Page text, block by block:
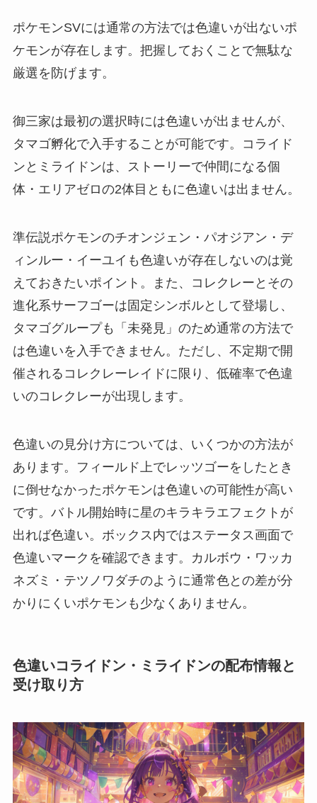
ポケモンSVには通常の方法では色違いが出ないポ
ケモンが存在します。把握しておくことで無駄な
厳選を防げます。
御三家は最初の選択時には色違いが出ませんが、
タマゴ孵化で入手することが可能です。コライド
ンとミライドンは、ストーリーで仲間になる個
体・エリアゼロの2体目ともに色違いは出ません。
準伝説ポケモンのチオンジェン・パオジアン・デ
ィンルー・イーユイも色違いが存在しないのは覚
えておきたいポイント。また、コレクレーとその
進化系サーフゴーは固定シンボルとして登場し、
タマゴグループも「未発見」のため通常の方法で
は色違いを入手できません。ただし、不定期で開
催されるコレクレーレイドに限り、低確率で色違
いのコレクレーが出現します。
色違いの見分け方については、いくつかの方法が
あります。フィールド上でレッツゴーをしたとき
に倒せなかったポケモンは色違いの可能性が高い
です。バトル開始時に星のキラキラエフェクトが
出れば色違い。ボックス内ではステータス画面で
色違いマークを確認できます。カルボウ・ワッカ
ネズミ・テツノワダチのように通常色との差が分
かりにくいポケモンも少なくありません。
色違いコライドン・ミライドンの配布情報と
受け取り方